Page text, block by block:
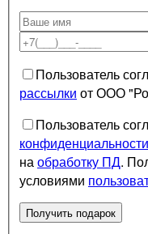
Пользователь
рассылки от ООО
Пользователь
конфиденциальности
наобработку ПД.
условиями